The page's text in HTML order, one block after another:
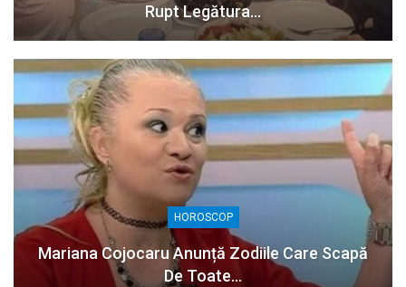
Rupt Legătura…
HOROSCOP
Mariana Cojocaru Anunță Zodiile Care Scapă
De Toate…